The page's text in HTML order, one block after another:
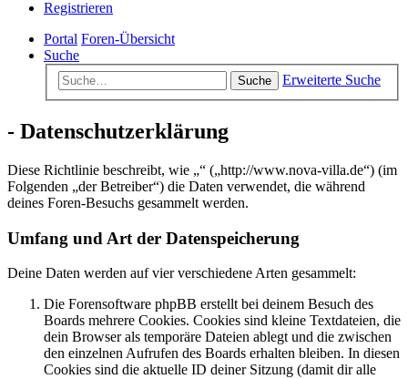
Registrieren
Portal Foren-Übersicht
Suche
Suche Erweiterte Suche
- Datenschutzerklärung
Diese Richtlinie beschreibt, wie „“ („http://www.nova-villa.de“) (im
Folgenden „der Betreiber“) die Daten verwendet, die während
deines Foren-Besuchs gesammelt werden.
Umfang und Art der Datenspeicherung
Deine Daten werden auf vier verschiedene Arten gesammelt:
Die Forensoftware phpBB erstellt bei deinem Besuch des
Boards mehrere Cookies. Cookies sind kleine Textdateien, die
dein Browser als temporäre Dateien ablegt und die zwischen
den einzelnen Aufrufen des Boards erhalten bleiben. In diesen
Cookies sind die aktuelle ID deiner Sitzung (damit dir alle